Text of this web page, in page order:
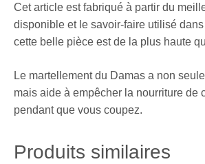
Cet article est fabriqué à partir du
disponible et le savoir-faire utilisé
cette belle pièce est de la plus haute
Le martellement du Damas a non
mais aide à empêcher la nourriture de
pendant que vous coupez.
Produits similaires